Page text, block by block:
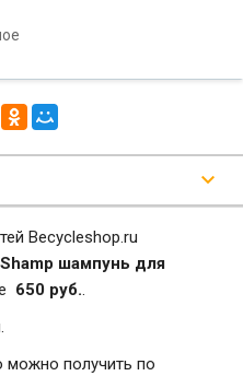
Becycleshop.ru
шампунь для
650 руб..
получить по